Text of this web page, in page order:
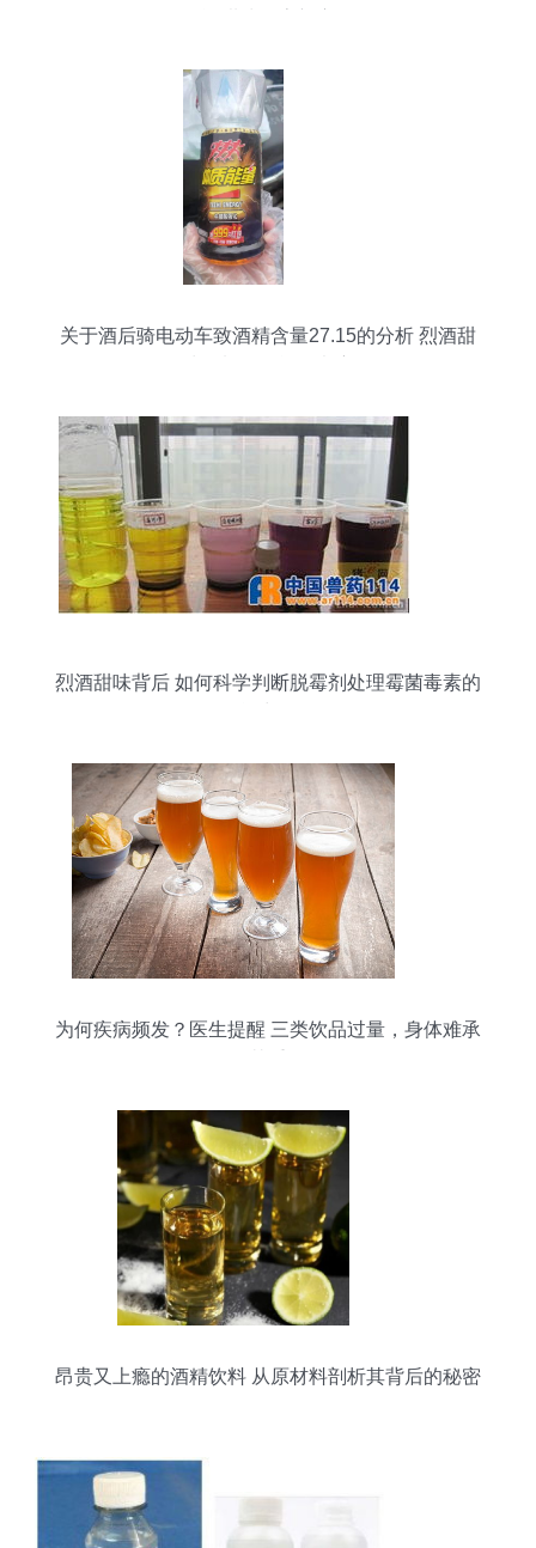
关于酒后骑电动车致酒精含量27.15的分析 烈酒甜
烈酒甜味背后 如何科学判断脱霉剂处理霉菌毒素的
为何疾病频发？医生提醒 三类饮品过量，身体难承
昂贵又上瘾的酒精饮料 从原材料剖析其背后的秘密